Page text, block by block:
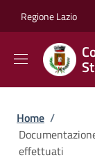
Regione Lazio
Briciole
Home /
effettuati